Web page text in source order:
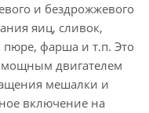
и бездрожжевого
яиц, сливок,
пюре, фарша и т.п. Это
мощным двигателем
мешалки и
включение на